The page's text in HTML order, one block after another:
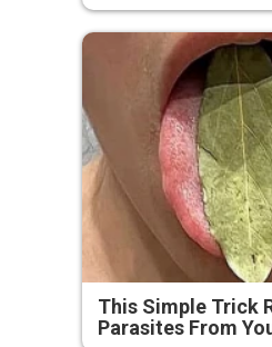
This Simple Trick
Parasites From